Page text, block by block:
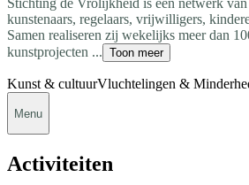
Stichting de Vrolijkheid is een netwerk
kunstenaars, regelaars, vrijwilligers,
Samen realiseren zij wekelijks meer dan
kunstprojecten ... Toon meer
Kunst & cultuurVluchtelingen &
Menu
Activiteiten